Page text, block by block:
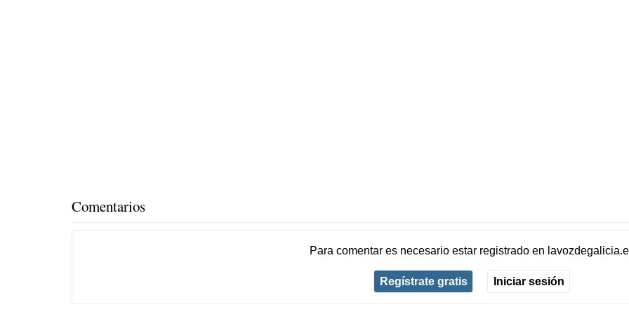
Comentarios
Para comentar es necesario estar registradoen
Regístrate gratis Iniciar sesión